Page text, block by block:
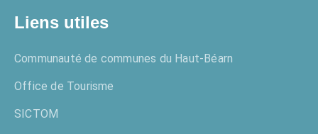
Liens utiles
Communauté de communes du Haut-Béarn
Office de Tourisme
SICTOM